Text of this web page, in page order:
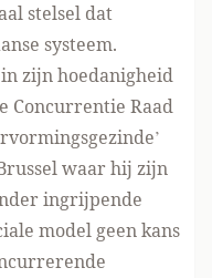
stelsel dat
systeem.
zijn hoedanigheid
Concurrentie Raad
waar hij zijn
ingrijpende
model geen kans